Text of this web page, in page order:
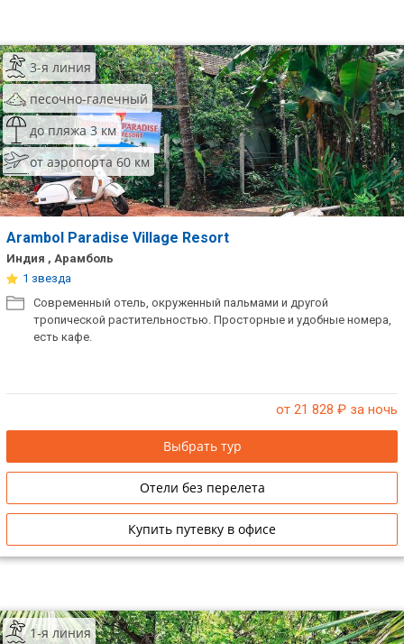
3-я линия
песочно-галечный
до пляжа 3 км
от аэропорта 60 км
Arambol Paradise Village Resort
Индия , Арамболь
1 звезда
Современный отель, окруженный пальмами и другой
тропической растительностью. Просторные и удобные номера,
есть кафе.
от 21 828 ₽ за ночь
Выбрать тур
Отели без перелета
Купить путевку в офисе
1-я линия